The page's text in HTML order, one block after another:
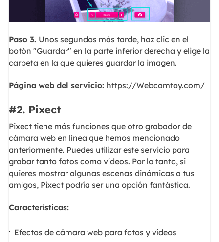
Paso 3. Unos segundos más tarde, haz clic en el
botón "Guardar" en la parte inferior derecha y elige la
carpeta en la que quieres guardar la imagen.
Página web del servicio: https://Webcamtoy.com/
#2. Pixect
Pixect tiene más funciones que otro grabador de
cámara web en línea que hemos mencionado
anteriormente. Puedes utilizar este servicio para
grabar tanto fotos como vídeos. Por lo tanto, si
quieres mostrar algunas escenas dinámicas a tus
amigos, Pixect podría ser una opción fantástica.
Características:
Efectos de cámara web para fotos y vídeos